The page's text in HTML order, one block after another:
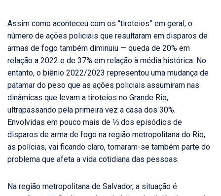
Assim como aconteceu com os “tiroteios” em geral, o
número de ações policiais que resultaram em disparos de
armas de fogo também diminuiu — queda de 20% em
relação a 2022 e de 37% em relação à média histórica. No
entanto, o biênio 2022/2023 representou uma mudança de
patamar do peso que as ações policiais assumiram nas
dinâmicas que levam a tiroteios no Grande Rio,
ultrapassando pela primeira vez a casa dos 30%.
Envolvidas em pouco mais de ⅓ dos episódios de
disparos de arma de fogo na região metropolitana do Rio,
as polícias, vai ficando claro, tornaram-se também parte do
problema que afeta a vida cotidiana das pessoas.
Na região metropolitana de Salvador, a situação é